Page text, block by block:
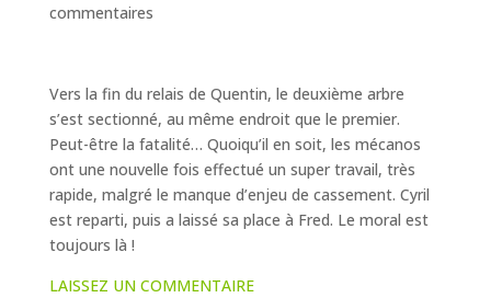
commentaires
Vers la fin du relais de Quentin, le deuxième arbre
s’est sectionné, au même endroit que le premier.
Peut-être la fatalité… Quoiqu’il en soit, les mécanos
ont une nouvelle fois effectué un super travail, très
rapide, malgré le manque d’enjeu de cassement. Cyril
est reparti, puis a laissé sa place à Fred. Le moral est
toujours là !
LAISSEZ UN COMMENTAIRE